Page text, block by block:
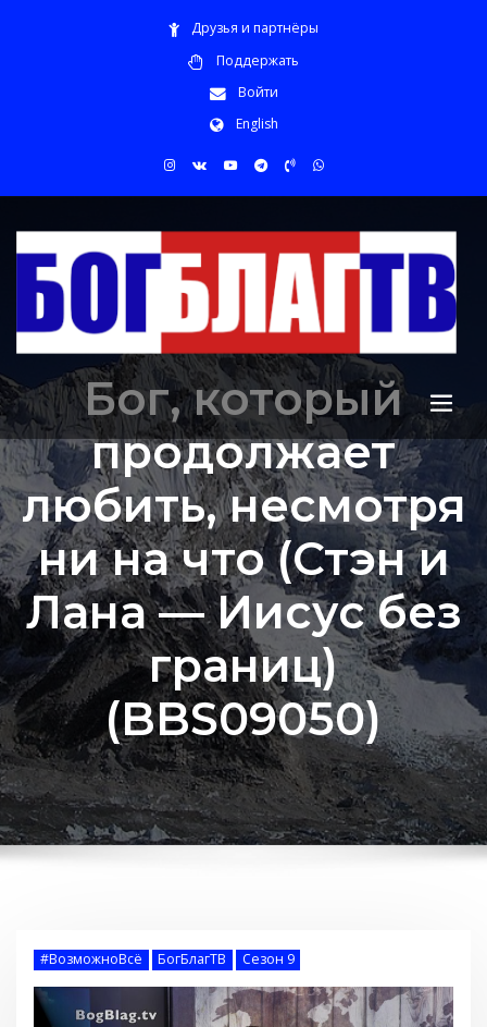
Друзья и партнёры
Поддержать
Войти
English
Бог, который
продолжает
любить, несмотря
ни на что (Стэн и
Лана — Иисус без
границ)
(BBS09050)
#ВозможноВсё БогБлагТВ Сезон 9